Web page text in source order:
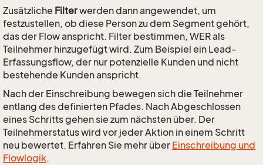
Zusätzliche Filterwerden dann angewendet, um
festzustellen, ob diese Person zu dem Segment gehört,
das der Flow anspricht. Filter bestimmen, WER als
Teilnehmer hinzugefügt wird. Zum Beispiel ein Lead-
Erfassungsflow, der nur potenzielle Kunden und nicht
bestehende Kunden anspricht.
Nach der Einschreibung bewegen sich die Teilnehmer
entlang des definierten Pfades. Nach Abgeschlossen
eines Schritts gehen sie zum nächsten über. Der
Teilnehmerstatus wird vor jeder Aktion in einem Schritt
neu bewertet. Erfahren Sie mehr über Einschreibung und
Flowlogik.